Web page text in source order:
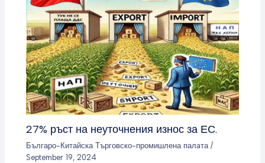
27% ръст на неуточнения износ за ЕС.
Българо-Китайска Търговско-промишлена палaта/
September 19, 2024